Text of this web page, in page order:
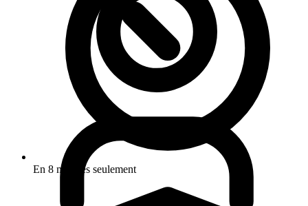
En 8 minutes seulement